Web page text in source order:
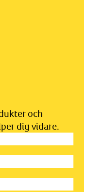
och
dig vidare.